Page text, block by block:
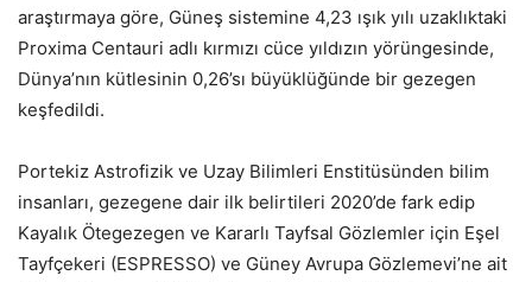
araştırmaya göre, Güneş sistemine 4,23 ışık yılı uzaklıktaki
Proxima Centauri adlı kırmızı cüce yıldızın yörüngesinde,
Dünya’nın kütlesinin 0,26’sı büyüklüğünde bir gezegen
keşfedildi.
Portekiz Astrofizik ve Uzay Bilimleri Enstitüsünden bilim
insanları, gezegene dair ilk belirtileri 2020’de fark edip
Kayalık Ötegezegen ve Kararlı Tayfsal Gözlemler için Eşel
Tayfçekeri (ESPRESSO) ve Güney Avrupa Gözlemevi’ne ait